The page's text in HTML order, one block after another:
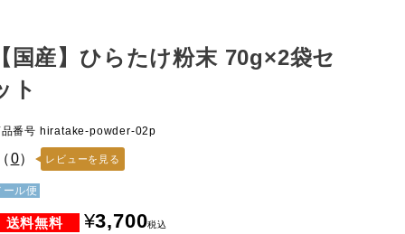
国産】ひらたけ粉末 70g×2袋セ
ト
番号 hiratake-powder-02p
0） レビューを見る
ール便
¥3,700税込